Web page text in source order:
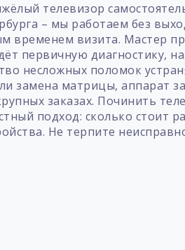
телевизор
– мы работаем без
временем визита. Мастер
первичную диагностику,
несложных поломок
замена матрицы, аппарат
заказах. Починить
подход: сколько стоит
Не терпите